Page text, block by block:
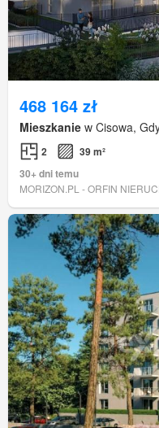
468 164 zł
Mieszkanie w Cisowa,
2
39 m²
30+ dni temu
MORIZON.PL - ORFIN